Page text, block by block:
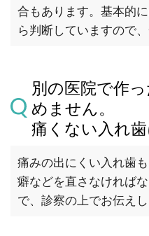
合もあります。基本的
ら判断していますので
別の医院で作
めません。
痛くない入れ
痛みの出にくい入れ歯
癖などを直さなければ
で、診察の上でお伝えし